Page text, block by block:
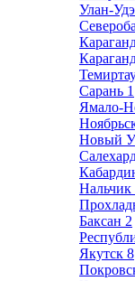
Улан-Удэ
Сарань 1
Ямало-
Новый
Нальчик
Баксан 2
Якутск 8